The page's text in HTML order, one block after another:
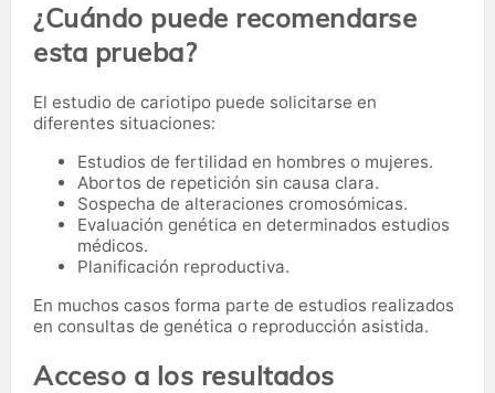
¿Cuándo puede recomendarse
esta prueba?
El estudio de cariotipo puede solicitarse en
diferentes situaciones:
Estudios de fertilidad en hombres o mujeres.
Abortos de repetición sin causa clara.
Sospecha de alteraciones cromosómicas.
Evaluación genética en determinados estudios
médicos.
Planificación reproductiva.
En muchos casos forma parte de estudios realizados
en consultas de genética o reproducción asistida.
Acceso a los resultados